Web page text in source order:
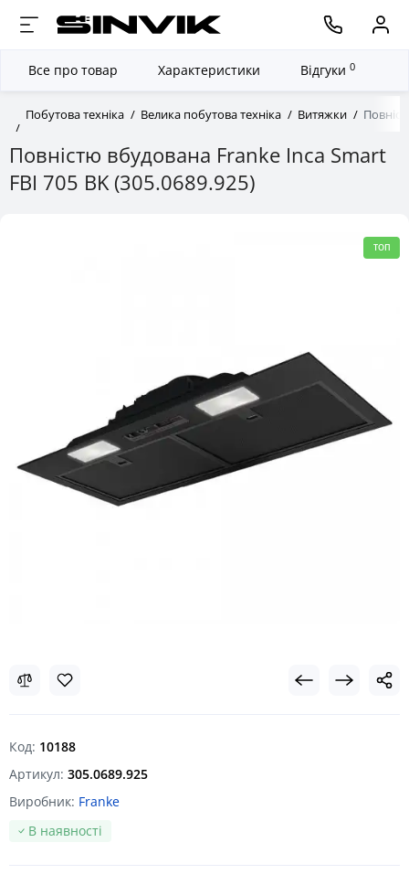
Побутова техніка Велика побутова техніка Витяжки
Повністю вбудована Franke Inca Smart
FBI 705 BK (305.0689.925)
Все про товар Характеристики Відгуки 0
ТОП
Код: 10188
Артикул: 305.0689.925
Виробник: Franke
В наявності